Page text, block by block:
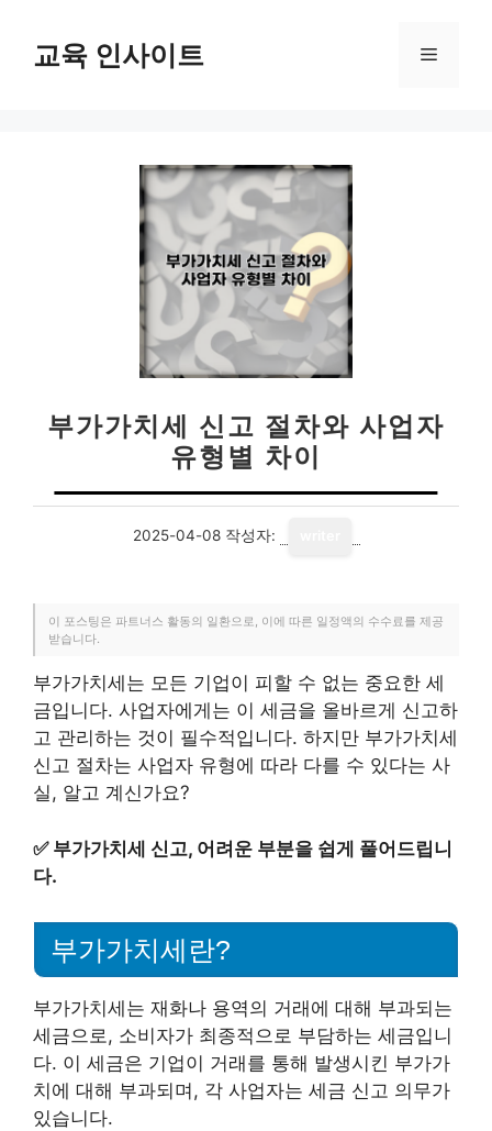
교육 인사이트 메
부가가치세 신고 절차와 사업자
유형별 차이
2025-04-08 작성자:
이 포스팅은 파트너스 활동의 일환으로, 이에 따른 일정액의 수수료를 제공
받습니다.
부가가치세는 모든 기업이 피할 수 없는 중요한 세
금입니다. 사업자에게는 이 세금을 올바르게 신고하
고 관리하는 것이 필수적입니다. 하지만 부가가치세
신고 절차는 사업자 유형에 따라 다를 수 있다는 사
실, 알고 계신가요?
✅ 부가가치세 신고, 어려운 부분을 쉽게 풀어드립니
다.
부가가치세란?
부가가치세는 재화나 용역의 거래에 대해 부과되는
세금으로, 소비자가 최종적으로 부담하는 세금입니
다. 이 세금은 기업이 거래를 통해 발생시킨 부가가
치에 대해 부과되며, 각 사업자는 세금 신고 의무가
있습니다.